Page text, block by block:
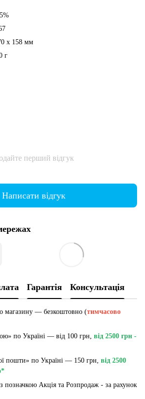
х 158 мм
г
перший відгук
Написати відгук
Гарантія Консультація
магазину — безкоштовно (тимчасово
по Україні — від 100 грн, від 2500 грн -
пошти» по Україні — 150 грн, від 2500
позначкою Акція та Розпродаж - за рахунок